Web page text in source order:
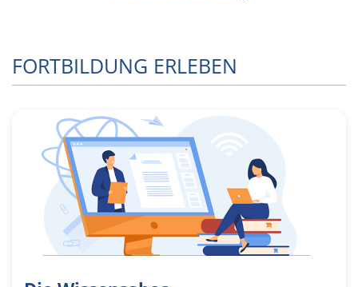
FORTBILDUNG ERLEBEN